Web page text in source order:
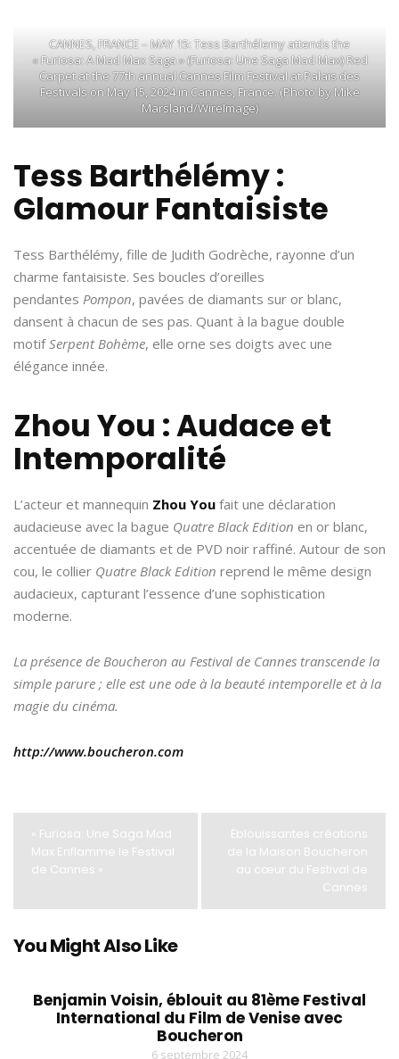
CANNES, FRANCE – MAY 15: Tess Barthélemy attends the
« Furiosa: A Mad Max Saga » (Furiosa: Une Saga Mad Max) Red
Carpet at the 77th annual Cannes Film Festival at Palais des
Festivals on May 15, 2024 in Cannes, France. (Photo by Mike
Marsland/WireImage)
Tess Barthélémy :
Glamour Fantaisiste
Tess Barthélémy, fille de Judith Godrèche, rayonne d’un
charme fantaisiste. Ses boucles d’oreilles
pendantes Pompon, pavées de diamants sur or blanc,
dansent à chacun de ses pas. Quant à la bague double
motifSerpent Bohème, elle orne ses doigts avec une
élégance innée.
Zhou You : Audace et
Intemporalité
L’acteur et mannequin Zhou You fait une déclaration
audacieuse avec la bague Quatre Black Edition en or blanc,
accentuée de diamants et de PVD noir raffiné. Autour de son
cou, le collier Quatre Black Edition reprend le même design
audacieux, capturant l’essence d’une sophistication
moderne.
La présence de Boucheron au Festival de Cannes transcende la
simple parure ; elle est une ode à la beauté intemporelle et à la
magie du cinéma.
http://www.boucheron.com
« Furiosa: Une Saga Mad
Max Enflamme le Festival
de Cannes »
Éblouissantes créations
de la Maison Boucheron
au cœur du Festival de
Cannes
You Might Also Like
Benjamin Voisin, éblouit au 81ème Festival
International du Film de Venise avec
Boucheron
6 septembre 2024